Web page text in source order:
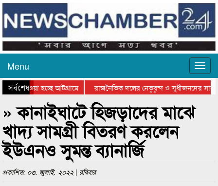
Menu
সর্বশেষ
যাওয়া হচ্ছে আটগ্রামে
রাজনৈতিক দলের নেতৃবৃন্দ ও সুধীজনদের সাথে
পুরস্কার বিতরণ সম্পন্ন
সিলেটে বাংলাদেশ গ্রুপ থিয়েটার
» কানাইঘাটে হিজড়াদের মাঝে
খাদ্য সামগ্রী বিতরণ করলেন
ইউএনও সুমন্ত ব্যানার্জি
প্রকাশিত: ০৩. জুলাই. ২০২২ | রবিবার